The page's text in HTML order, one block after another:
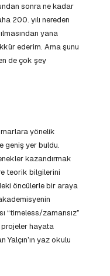
sonra ne kadar
200. yılı nereden
yana
ederim. Ama şunu
de çok şey
yönelik
geniş yer buldu.
kazandırmak
teorik bilgilerini
öncülerle bir araya
“timeless/zamansız”
hayata
Yalçın’ın yaz okulu